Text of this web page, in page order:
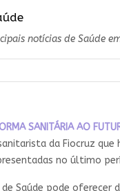
notícias de Saúde
SANITÁRIA AO
da Fiocruz que
no último
Saúde pode